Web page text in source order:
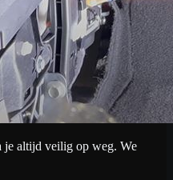
je altijd veilig op weg. We